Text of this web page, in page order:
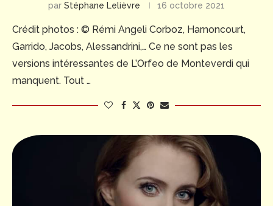
par Stéphane Lelièvre 16 octobre 2021
Crédit photos : © Rémi Angeli Corboz, Harnoncourt,
Garrido, Jacobs, Alessandrini,… Ce ne sont pas les
versions intéressantes de L’Orfeo de Monteverdi qui
manquent. Tout …